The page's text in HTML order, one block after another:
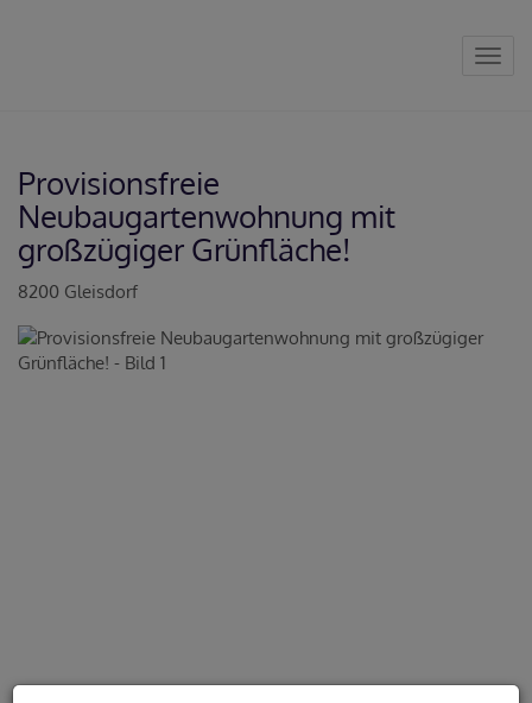
Provisionsfreie
Neubaugartenwohnung mit
großzügiger Grünfläche!
8200 Gleisdorf